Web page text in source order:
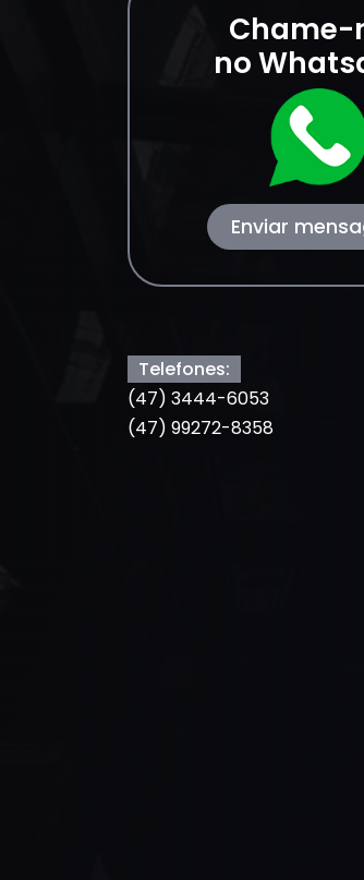
Chame-
no
Enviar
Telefones:
(47) 3444-6053
(47) 99272-8358